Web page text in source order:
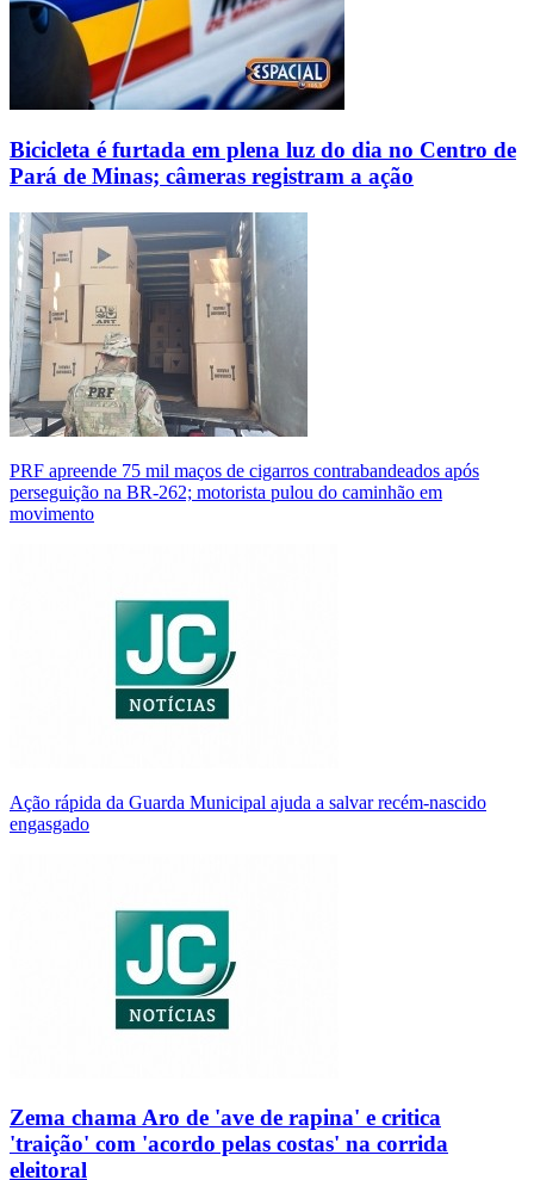
Bicicleta é furtada em plena luz do dia no Centro de
Pará de Minas; câmeras registram a ação
PRF apreende 75 mil maços de cigarros contrabandeados após
perseguição na BR-262; motorista pulou do caminhão em
movimento
Ação rápida da Guarda Municipal ajuda a salvar recém-nascido
engasgado
Zema chama Aro de 'ave de rapina' e critica
'traição' com 'acordo pelas costas' na corrida
eleitoral